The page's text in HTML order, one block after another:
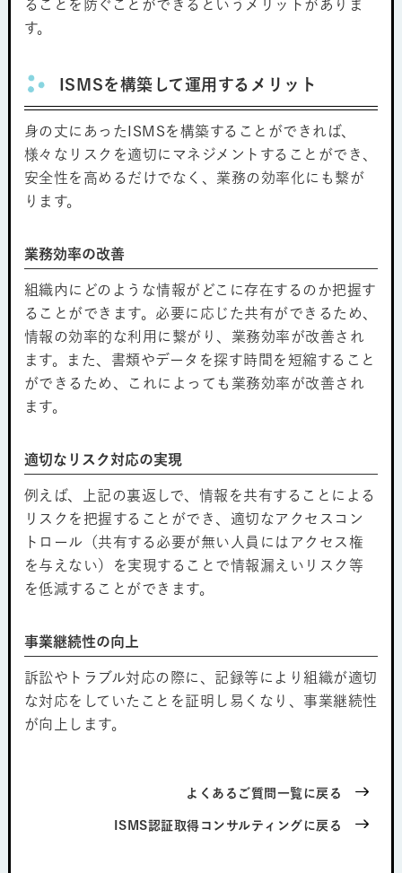
ることを防ぐことができるというメリットがありま
す。
ISMSを構築して運用するメリット
身の丈にあったISMSを構築することができれば、
様々なリスクを適切にマネジメントすることができ、
安全性を高めるだけでなく、業務の効率化にも繋が
ります。
業務効率の改善
組織内にどのような情報がどこに存在するのか把握す
ることができます。必要に応じた共有ができるため、
情報の効率的な利用に繋がり、業務効率が改善され
ます。また、書類やデータを探す時間を短縮すること
ができるため、これによっても業務効率が改善され
ます。
適切なリスク対応の実現
例えば、上記の裏返しで、情報を共有することによる
リスクを把握することができ、適切なアクセスコン
トロール（共有する必要が無い人員にはアクセス権
を与えない）を実現することで情報漏えいリスク等
を低減することができます。
事業継続性の向上
訴訟やトラブル対応の際に、記録等により組織が適切
な対応をしていたことを証明し易くなり、事業継続性
が向上します。
よくあるご質問一覧に戻る
ISMS認証取得コンサルティングに戻る